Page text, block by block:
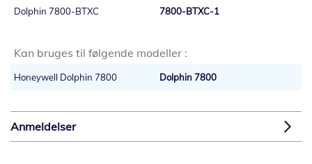
Dolphin 7800-BTXC 7800-BTXC-1
Kan bruges til følgende modeller :
Honeywell Dolphin 7800 Dolphin 7800
Anmeldelser